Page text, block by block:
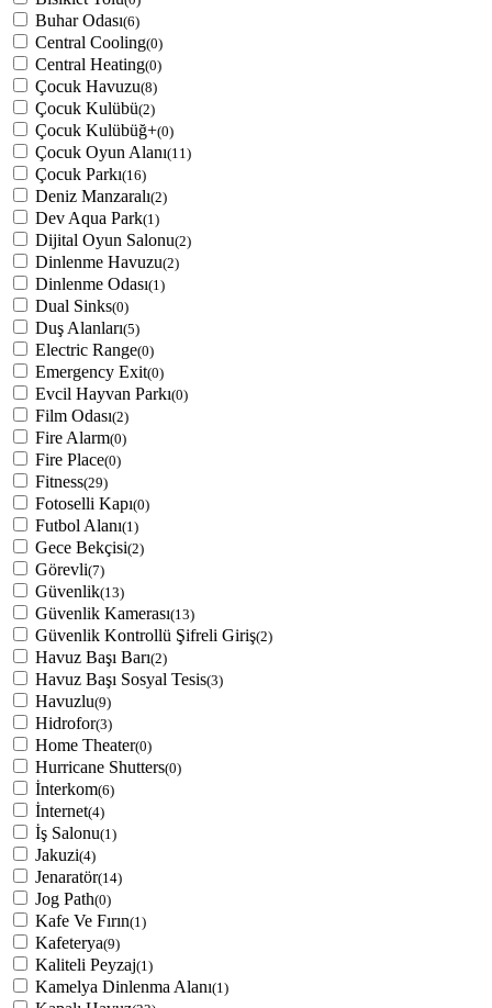
Buhar Odası(6)
Central Cooling(0)
Central Heating(0)
Çocuk Havuzu(8)
Çocuk Kulübü(2)
Çocuk Kulübüğ+(0)
Çocuk Oyun Alanı(11)
Çocuk Parkı(16)
Deniz Manzaralı(2)
Dev Aqua Park(1)
Dijital Oyun Salonu(2)
Dinlenme Havuzu(2)
Dinlenme Odası(1)
Dual Sinks(0)
Duş Alanları(5)
Electric Range(0)
Emergency Exit(0)
Evcil Hayvan Parkı(0)
Film Odası(2)
Fire Alarm(0)
Fire Place(0)
Fitness(29)
Fotoselli Kapı(0)
Futbol Alanı(1)
Gece Bekçisi(2)
Görevli(7)
Güvenlik(13)
Güvenlik Kamerası(13)
Güvenlik Kontrollü Şifreli Giriş(2)
Havuz Başı Barı(2)
Havuz Başı Sosyal Tesis(3)
Havuzlu(9)
Hidrofor(3)
Home Theater(0)
Hurricane Shutters(0)
İnterkom(6)
İnternet(4)
İş Salonu(1)
Jakuzi(4)
Jenaratör(14)
Jog Path(0)
Kafe Ve Fırın(1)
Kafeterya(9)
Kaliteli Peyzaj(1)
Kamelya Dinlenma Alanı(1)